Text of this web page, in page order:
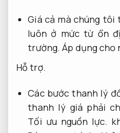
Giá cả mà chúng
luôn ở mức từ ổn
trường.Áp dụng cho
Hỗ trợ.
Các bước thanh lý
thanh lý giá phải
Tối ưu nguồn lực.